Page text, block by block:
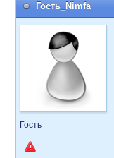
Гость_Nimfa
Гость